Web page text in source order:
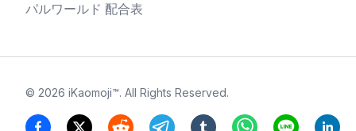
パルワールド 配合表
© 2026 iKaomoji™. All Rights Reserved.